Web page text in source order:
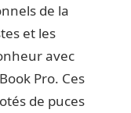
de la
et les
avec
Pro. Ces
de puces